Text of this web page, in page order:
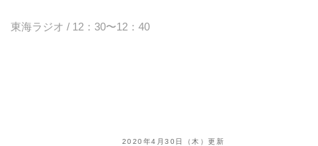
東海ラジオ / 12：30〜12：40
2020年4月30日（木）更新